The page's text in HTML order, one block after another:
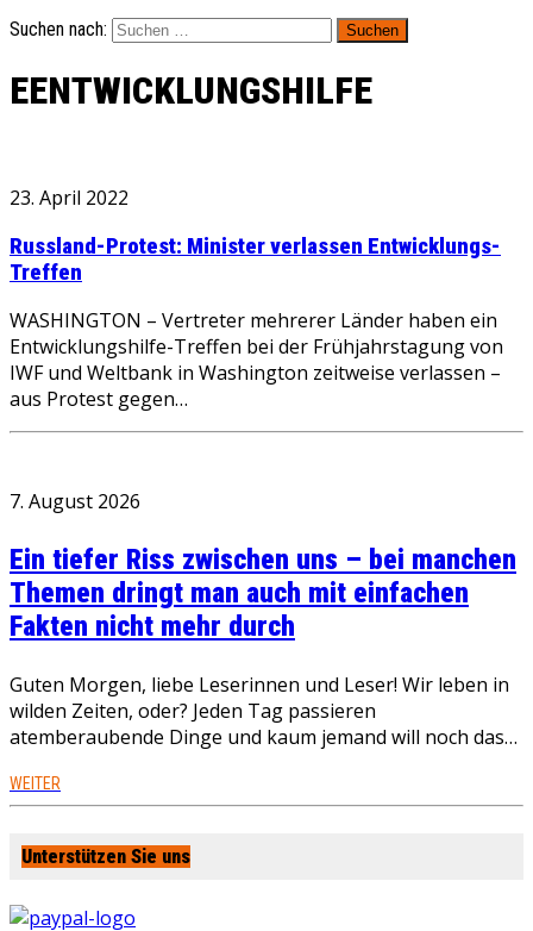
Suchen nach:
EENTWICKLUNGSHILFE
23. April 2022
Russland-Protest: Minister verlassen Entwicklungs-
Treffen
WASHINGTON – Vertreter mehrerer Länder haben ein
Entwicklungshilfe-Treffen bei der Frühjahrstagung von
IWF und Weltbank in Washington zeitweise verlassen –
aus Protest gegen…
7. August 2026
Ein tiefer Riss zwischen uns – bei manchen
Themen dringt man auch mit einfachen
Fakten nicht mehr durch
Guten Morgen, liebe Leserinnen und Leser! Wir leben in
wilden Zeiten, oder? Jeden Tag passieren
atemberaubende Dinge und kaum jemand will noch das…
WEITER
Unterstützen Sie uns